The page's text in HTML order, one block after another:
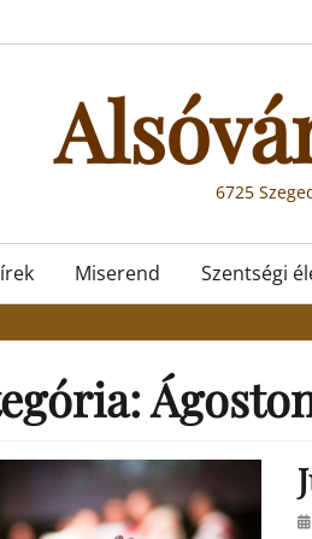
6725
Miserend Szentségi